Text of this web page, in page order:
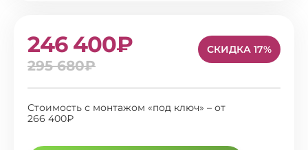
246 400₽
295 680₽
СКИДКА 17%
Стоимость с монтажом «под ключ» – от
266 400₽